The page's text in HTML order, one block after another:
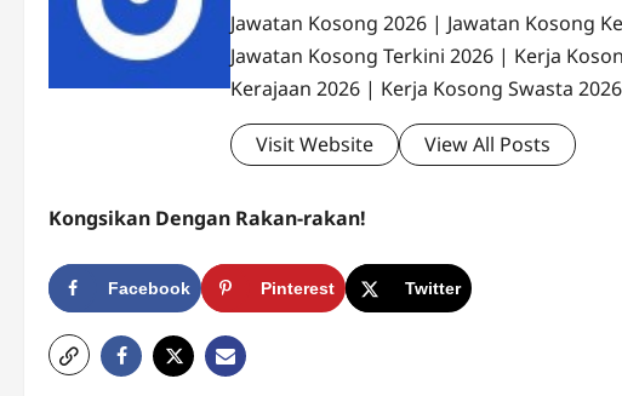
Jawatan Kosong 2026 | Jawatan Kosong
Jawatan Kosong Terkini 2026 | Kerja
Kerajaan 2026 | Kerja Kosong Swasta
Visit Website View All Posts
Kongsikan Dengan Rakan-rakan!
Facebook Pinterest Twitter